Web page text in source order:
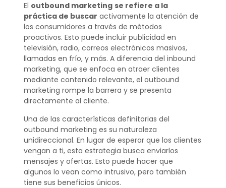
El outbound marketing se refiere a la
práctica de buscar activamente la atención de
los consumidores a través de métodos
proactivos. Esto puede incluir publicidad en
televisión, radio, correos electrónicos masivos,
llamadas en frío, y más. A diferencia del inbound
marketing, que se enfoca en atraer clientes
mediante contenido relevante, el outbound
marketing rompe la barrera y se presenta
directamente al cliente.
Una de las características definitorias del
outbound marketing es su naturaleza
unidireccional. En lugar de esperar que los clientes
vengan a ti, esta estrategia busca enviarlos
mensajes y ofertas. Esto puede hacer que
algunos lo vean como intrusivo, pero también
tiene sus beneficios únicos.